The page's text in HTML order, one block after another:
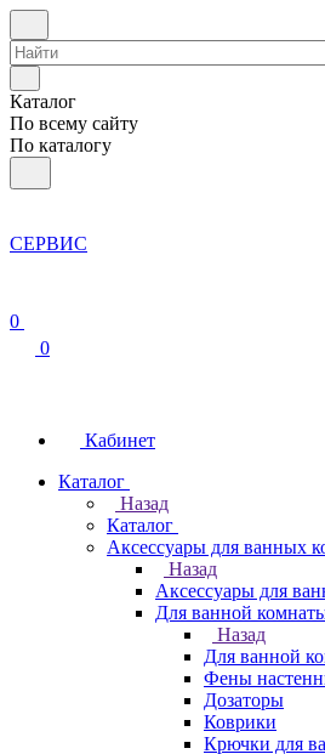
Каталог
По всему сайту
По каталогу
СЕРВИС
0
0
Кабинет
Каталог
Назад
Каталог
Аксессуары для ванных
Назад
Аксессуары для
Для ванной
Назад
Для ванной
Фены
Дозаторы
Коврики
Крючки для